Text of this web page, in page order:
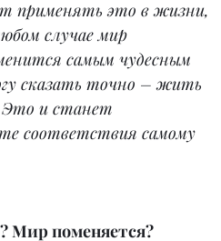
применять это в жизни,
случае мир
самым чудесным
сказать точно – жить
Это и станет
соответствия самому
Мир поменяется?